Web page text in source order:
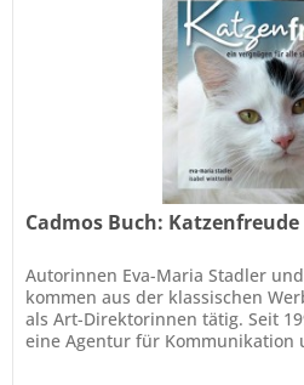
Cadmos Buch: Katzenfreude
Autorinnen Eva-Maria Stadler
kommen aus der klassischen
als Art-Direktorinnen tätig. Seit
eine Agentur für Kommunikation